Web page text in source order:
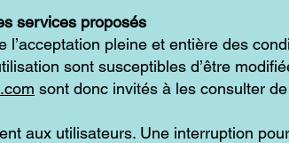
services proposés
l’acceptation pleine et entière des
sont susceptibles d’être
sont donc invités à les consulter
aux utilisateurs. Une interruption